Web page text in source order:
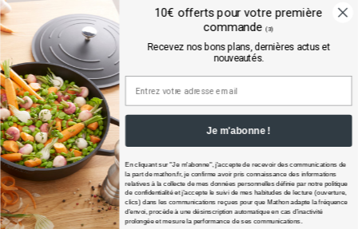
(4) Offre « Prix web » valable uniquement sur les produits comportant le
pictogramme "prix web". Les produits indiqués "prix web" sont des offres
exclusives au site mathon.fr. Offre non applicable en magasin ou en catalogue.
Mathon.fr est membre de la FEVAD (fédération du e-commerce et de la vente à
distance)
10€ offerts pour votre première
commande (3)
Recevez nos bons plans, dernières actus et
nouveautés.
Je m'abonne !
En cliquant sur "Je m'abonne", j'accepte de recevoir des communications de
la part demathon.fr, je confirme avoir pris connaissance des informations
relatives à la collecte de mes données personnelles définie par notre politique
de confidentialité et j’accepte le suivi de mes habitudes de lecture (ouverture,
clics) dans les communications reçues pour que Mathon adapte la fréquence
d'envoi, procède à une désinscription automatique en cas d'inactivité
prolongée et mesure la performance de ses communications.​